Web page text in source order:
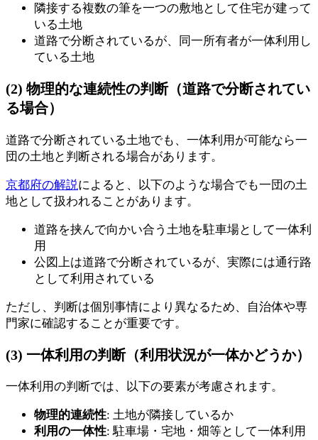
隣接する複数の筆を一つの敷地として住宅が建って
いる土地
道路で分断されているが、同一所有者が一体利用し
ている土地
(2) 物理的な連続性の判断（道路で分断されてい
る場合）
道路で分断されている土地でも、一体利用が可能なら一
団の土地と判断される場合があります。
京都府の解説によると、以下のような場合でも一団の土
地として扱われることがあります。
道路を挟んで向かい合う土地を駐車場として一体利
用
公図上は道路で分断されているが、実際には通行路
として利用されている
ただし、判断は個別事情により異なるため、自治体や専
門家に確認することが重要です。
(3) 一体利用の判断（利用状況が一体かどうか）
一体利用の判断では、以下の要素が考慮されます。
物理的連続性: 土地が隣接しているか
利用の一体性: 駐車場・宅地・畑等として一体利用